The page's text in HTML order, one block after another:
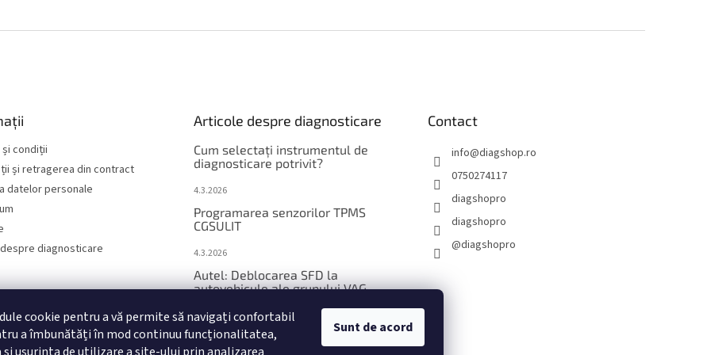
cookie pentru a vă permite să navigați confortabil
a îmbunătăți în mod continuu funcționalitatea,
Sunt de acord
s
o
r
condiții
și retragerea din contract
datelor personale
diagnosticare
Articole despre diagnosticare
Cum selectați instrumentul de
diagnosticare potrivit?
4.3.2026
Programarea senzorilor TPMS
CGSULIT
4.3.2026
Autel: Deblocarea SFD la
autovehicule ale grupului VAG
12.1.2026
Lista autovehiculelor echipate cu
SFD2
Contact
info@diagshop.ro
0750274117
diagshopro
diagshopro
@diagshopro